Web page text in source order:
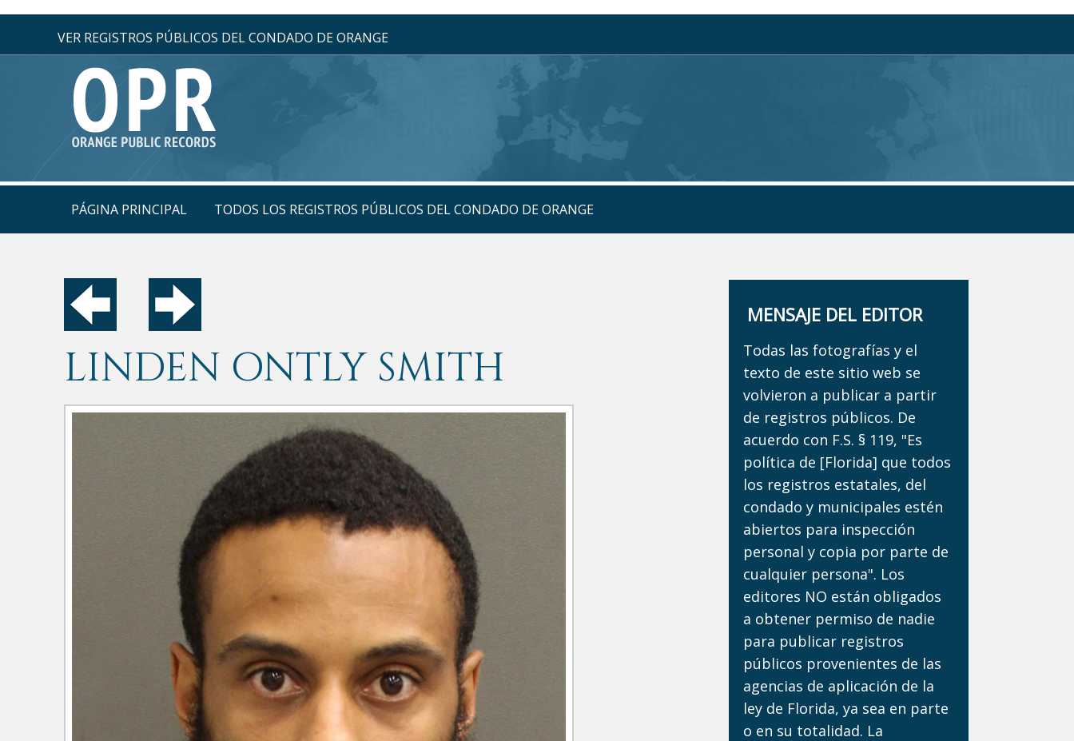
VER REGISTROS PÚBLICOS DEL CONDADO DE ORANGE
PÁGINA PRINCIPAL TODOS LOS REGISTROS PÚBLICOS DEL CONDADO DE ORANGE
LINDEN ONTLY SMITH
MENSAJE DEL EDITOR
Todas las fotografías y el
texto de este sitio web se
volvieron a publicar a partir
de registros públicos. De
acuerdo con F.S. § 119, "Es
política de [Florida] que todos
los registros estatales, del
condado y municipales estén
abiertos para inspección
personal y copia por parte de
cualquier persona". Los
editores NO están obligados
a obtener permiso de nadie
para publicar registros
públicos provenientes de las
agencias de aplicación de la
ley de Florida, ya sea en parte
o en su totalidad. La